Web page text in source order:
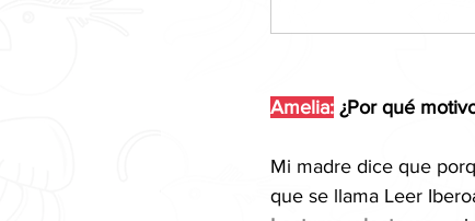
Amelia: ¿Por qué
Mi madre dice que
que se llama Leer